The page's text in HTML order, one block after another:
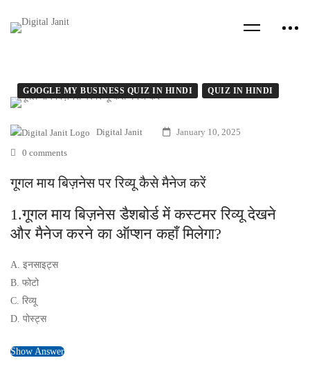
GOOGLE MY BUSINESS QUIZ IN HINDI QUIZ IN HINDI
Digital Janit January 10, 2025
0 comments
गूगल माय बिज़नेस पर रिव्यू कैसे मैनेज करें
1.गूगल माय बिज़नेस डैशबोर्ड में कस्टमर रिव्यू देखने
और मैनेज करने का ऑप्शन कहाँ मिलेगा?
A. इनसाइट्स
B. फोटो
C. रिव्यू
D. पोस्ट्स
Show Answer